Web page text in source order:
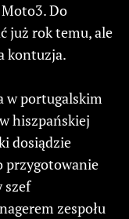
Do
już rok temu, ale
kontuzja.
w portugalskim
hiszpańskiej
dosiądzie
przygotowanie
szef
zespołu